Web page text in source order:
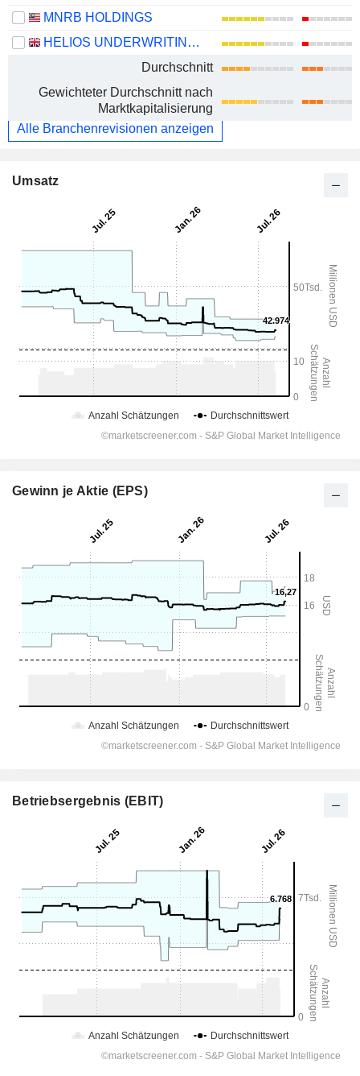
MNRB HOLDINGS
HELIOS UNDERWRITING PLC
Durchschnitt
Gewichteter Durchschnitt nach
Marktkapitalisierung
Alle Branchenrevisionen anzeigen
Umsatz
Gewinn je Aktie (EPS)
Betriebsergebnis (EBIT)